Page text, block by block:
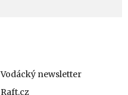
Vodácký newsletter
Raft.cz